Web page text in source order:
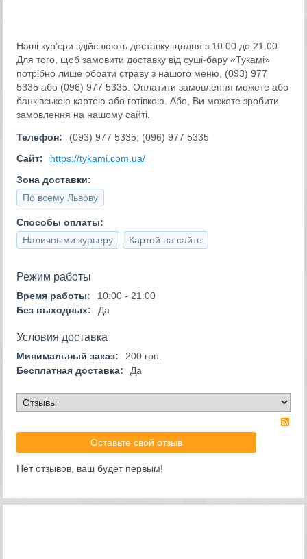
Наші кур’єри здійснюють доставку щодня з 10.00 до 21.00.
Для того, щоб замовити доставку від суші-бару «Тукамі»
потрібно лише обрати страву з нашого меню, (093) 977
5335 або (096) 977 5335. Оплатити замовлення можете або
банківською картою або готівкою. Або, Ви можете зробити
замовлення на нашому сайті.
Телефон:
(093) 977 5335; (096) 977 5335
Сайт:
https://tykami.com.ua/
Зона доставки:
По всему Львову
Способы оплаты:
Наличными курьеру
Картой на сайте
Режим работы
Время работы:
10:00 - 21:00
Без выходных:
Да
Условия доставка
Минимальный заказ:
200 грн.
Бесплатная доставка:
Да
Оставьте свой отзыв
Нет отзывов, ваш будет первым!